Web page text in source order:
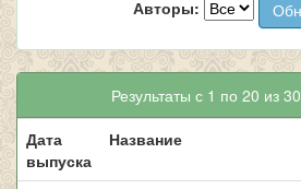
Авторы:
Результаты с 1 по 20 из 30
Дата
выпуска
Название